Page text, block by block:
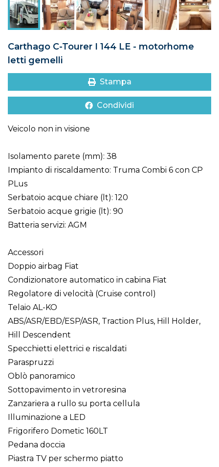
DOVE SIAMO
CONTATTI
Carthago C-Tourer I 144 LE - motorhome
letti gemelli
Stampa
Condividi
Veicolo non in visione
Isolamento parete (mm): 38
Impianto di riscaldamento: Truma Combi 6 con CP
PLus
Serbatoio acque chiare (lt): 120
Serbatoio acque grigie (lt): 90
Batteria servizi: AGM
Accessori
Doppio airbag Fiat
Condizionatore automatico in cabina Fiat
Regolatore di velocità (Cruise control)
Telaio AL-KO
ABS/ASR/EBD/ESP/ASR, Traction Plus, Hill Holder,
Hill Descendent
Specchietti elettrici e riscaldati
Paraspruzzi
Oblò panoramico
Sottopavimento in vetroresina
Zanzariera a rullo su porta cellula
Illuminazione a LED
Frigorifero Dometic 160LT
Pedana doccia
Piastra TV per schermo piatto